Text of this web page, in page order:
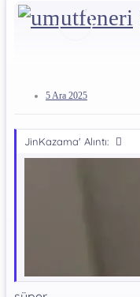
5 Ara 2025
JinKazama' Alıntı: